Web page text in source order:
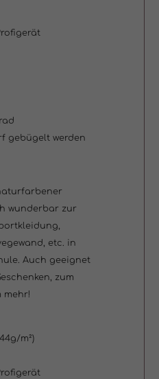
gebügelt werden
wunderbar zur
etc. in
Auch geeignet
zum
mehr!
m²)